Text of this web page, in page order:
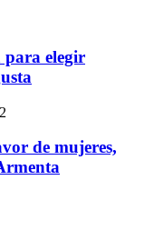
para elegir
de mujeres,